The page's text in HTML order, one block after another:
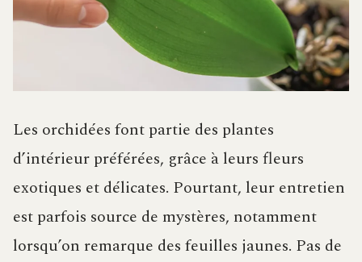
Les orchidées font partie des plantes
d’intérieur préférées, grâce à leurs fleurs
exotiques et délicates. Pourtant, leur entretien
est parfois source de mystères, notamment
lorsqu’on remarque des feuilles jaunes. Pas de